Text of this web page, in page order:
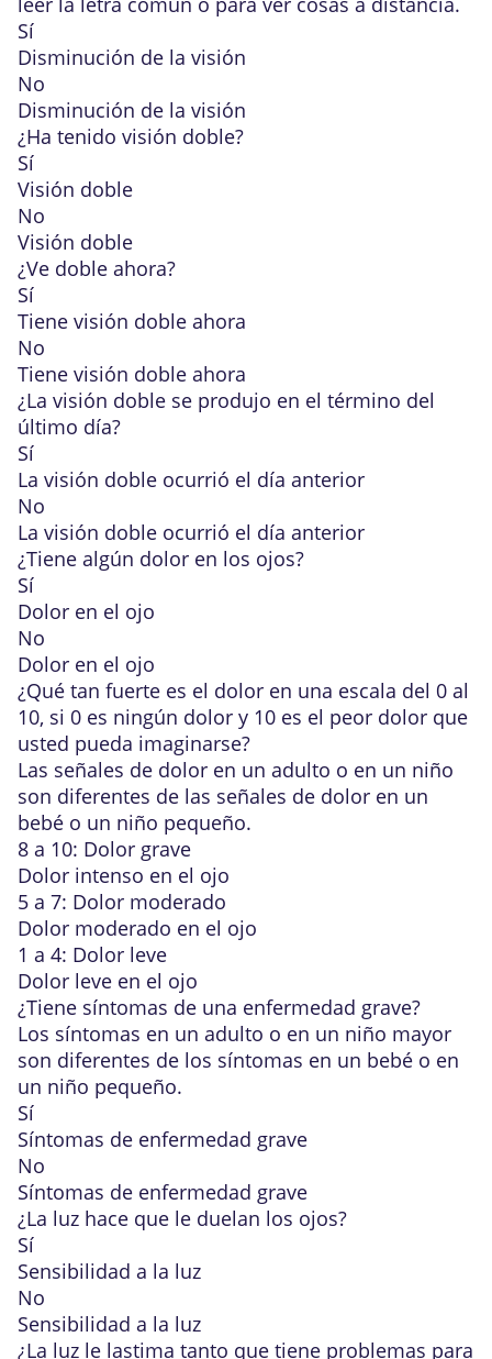
Sí
Disminución de la visión
No
Disminución de la visión
¿Ha tenido visión doble?
Sí
Visión doble
No
Visión doble
¿Ve doble ahora?
Sí
Tiene visión doble ahora
No
Tiene visión doble ahora
¿La visión doble se produjo en el término del
último día?
Sí
La visión doble ocurrió el día anterior
No
La visión doble ocurrió el día anterior
¿Tiene algún dolor en los ojos?
Sí
Dolor en el ojo
No
Dolor en el ojo
¿Qué tan fuerte es el dolor en una escala del 0 al
10, si 0 es ningún dolor y 10 es el peor dolor que
usted pueda imaginarse?
Las señales de dolor en un adulto o en un niño
son diferentes de las señales de dolor en un
bebé o un niño pequeño.
8 a 10: Dolor grave
Dolor intenso en el ojo
5 a 7: Dolor moderado
Dolor moderado en el ojo
1 a 4: Dolor leve
Dolor leve en el ojo
¿Tiene síntomas de una enfermedad grave?
Los síntomas en un adulto o en un niño mayor
son diferentes de los síntomas en un bebé o en
un niño pequeño.
Sí
Síntomas de enfermedad grave
No
Síntomas de enfermedad grave
¿La luz hace que le duelan los ojos?
Sí
Sensibilidad a la luz
No
Sensibilidad a la luz
¿La luz le lastima tanto que tiene problemas para